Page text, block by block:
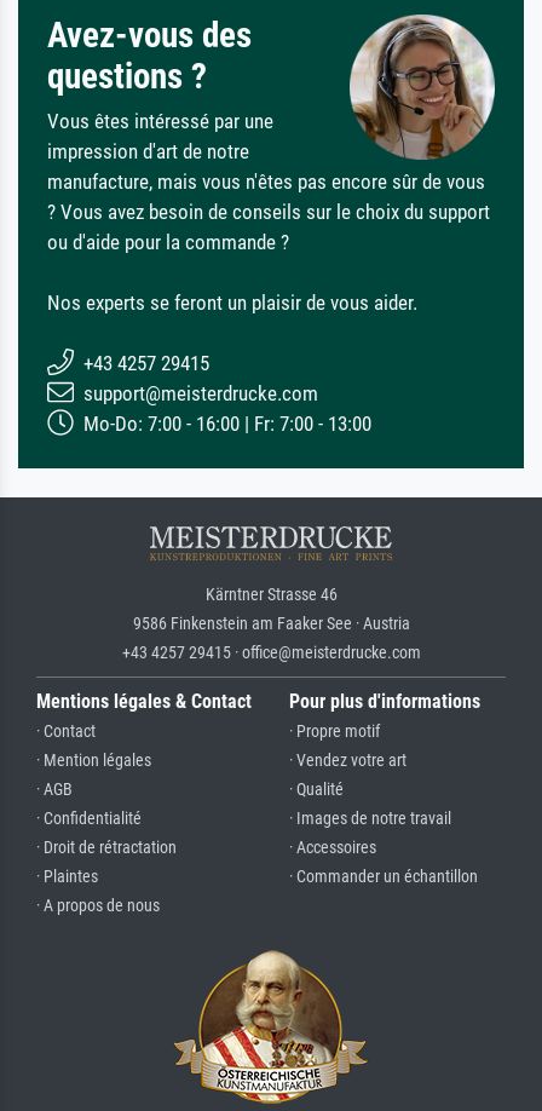
Avez-vous des
questions ?
Vous êtes intéressé par une
impression d'art de notre
manufacture, mais vous n'êtes pas encore sûr de vous
? Vous avez besoin de conseils sur le choix du support
ou d'aide pour la commande ?
Nos experts se feront un plaisir de vous aider.
+43 4257 29415
support@meisterdrucke.com
Mo-Do: 7:00 - 16:00 | Fr: 7:00 - 13:00
Kärntner Strasse 46
9586 Finkenstein am Faaker See · Austria
+43 4257 29415 · office@meisterdrucke.com
Mentions légales & Contact
· Contact
· Mention légales
· AGB
· Confidentialité
· Droit de rétractation
· Plaintes
· A propos de nous
Pour plus d'informations
· Propre motif
· Vendez votre art
· Qualité
· Images de notre travail
· Accessoires
· Commander un échantillon